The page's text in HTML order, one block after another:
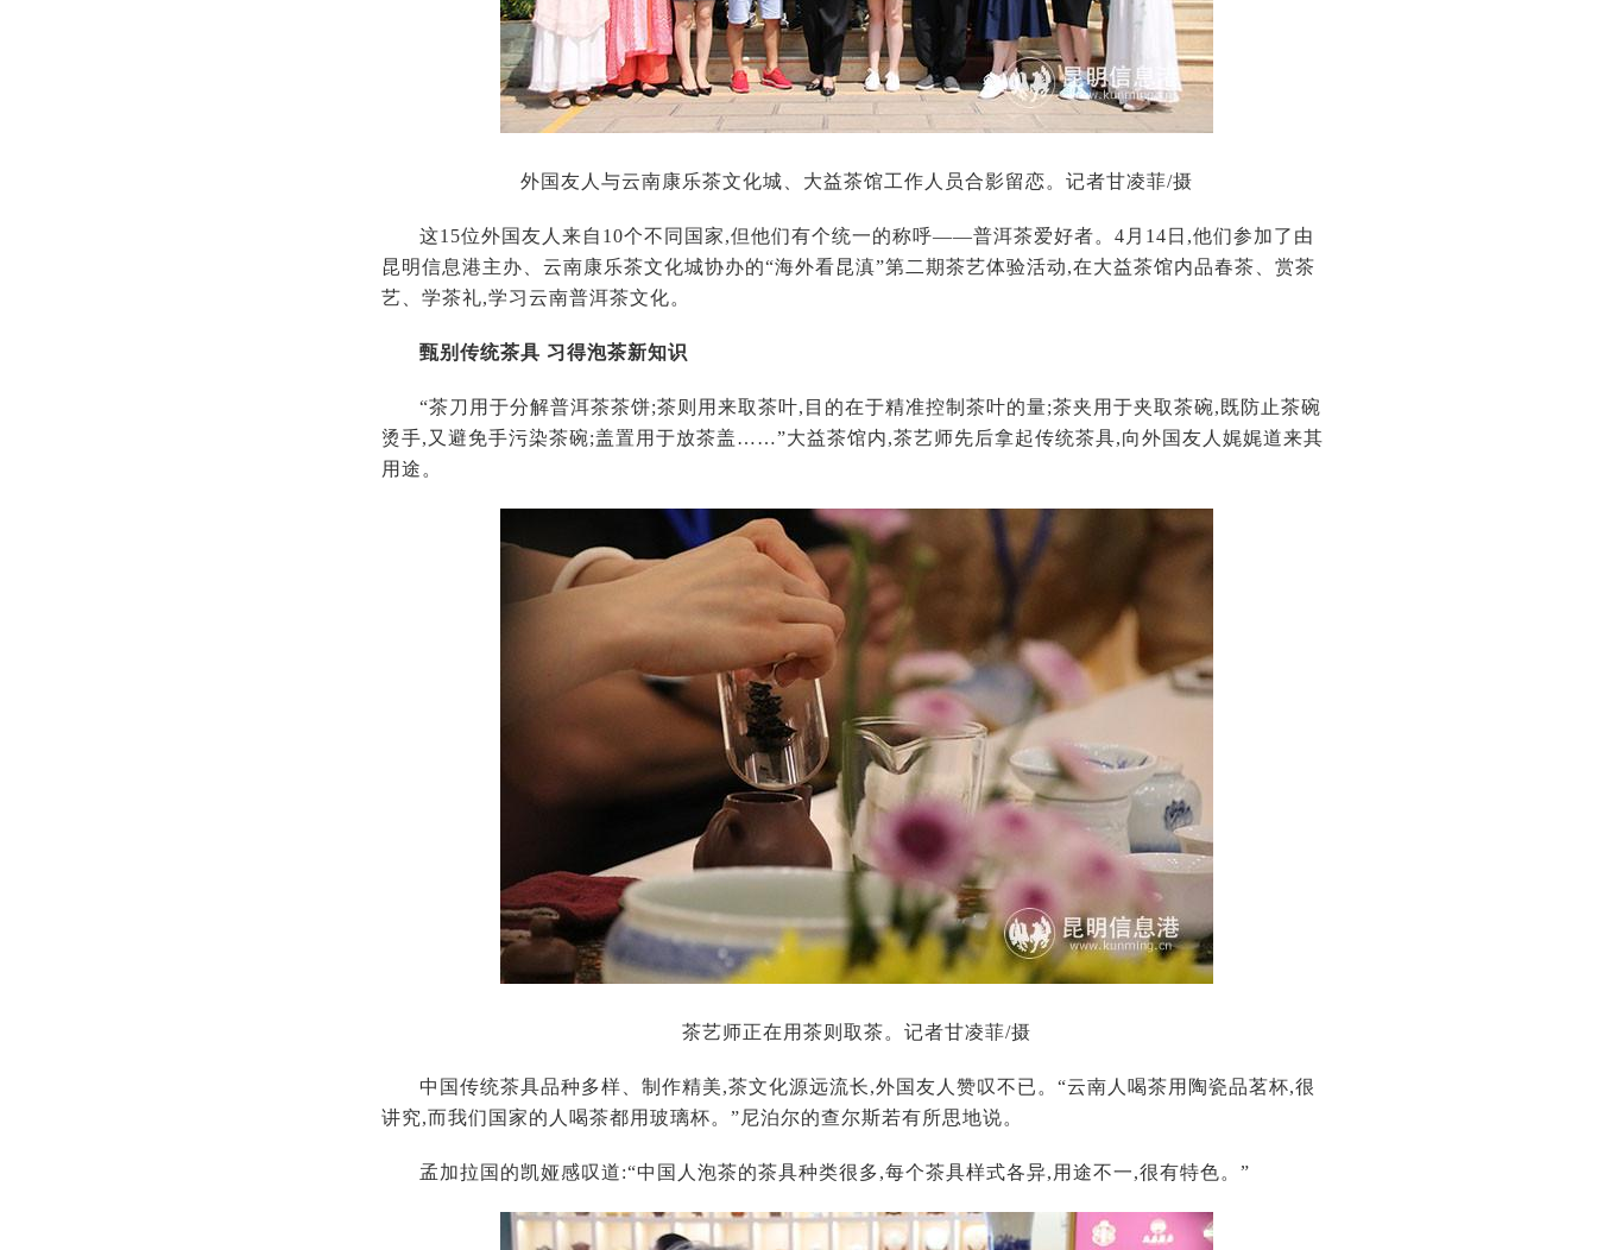
外国友人与云南康乐茶文化城、大益茶馆工作人员合影留恋。记者甘凌菲/摄
这15位外国友人来自10个不同国家,但他们有个统一的称呼——普洱茶爱好者。4月14日,他们参加了由
昆明信息港主办、云南康乐茶文化城协办的“海外看昆滇”第二期茶艺体验活动,在大益茶馆内品春茶、赏茶
艺、学茶礼,学习云南普洱茶文化。
甄别传统茶具 习得泡茶新知识
“茶刀用于分解普洱茶茶饼;茶则用来取茶叶,目的在于精准控制茶叶的量;茶夹用于夹取茶碗,既防止茶碗
烫手,又避免手污染茶碗;盖置用于放茶盖……”大益茶馆内,茶艺师先后拿起传统茶具,向外国友人娓娓道来其
用途。
茶艺师正在用茶则取茶。记者甘凌菲/摄
中国传统茶具品种多样、制作精美,茶文化源远流长,外国友人赞叹不已。“云南人喝茶用陶瓷品茗杯,很
讲究,而我们国家的人喝茶都用玻璃杯。”尼泊尔的查尔斯若有所思地说。
孟加拉国的凯娅感叹道:“中国人泡茶的茶具种类很多,每个茶具样式各异,用途不一,很有特色。”